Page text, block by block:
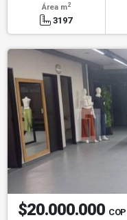
Área m2
3197
$20.000.000 COP